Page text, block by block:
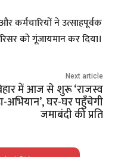
कर्मचारियों ने उत्साहपूर्वक
को गूंजायमान कर दिया।
Next article
में आज से शुरू ‘राजस्व
अभियान’, घर-घर पहुँचेगी
जमाबंदी की प्रति